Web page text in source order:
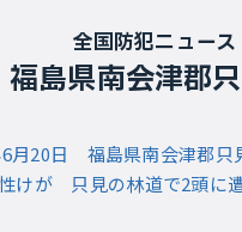
全国防犯ニュース
福島県南会津郡
6月20日 福島県南会津郡只
けが 只見の林道で2頭に